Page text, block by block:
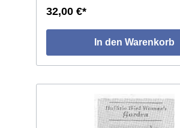
Fotographien, Postkarten, Büchern,
Groschenheften, Spielzeugen und
anderen Dingen, die heute
teure Sammel-Objekte darstellen.
32,00 €*
In den Warenkorb